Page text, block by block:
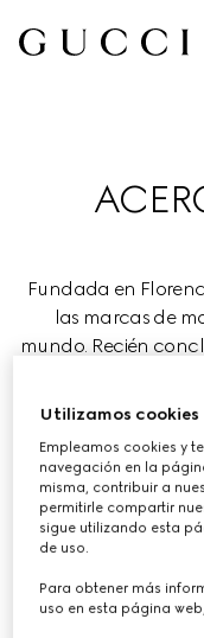
Fundada en
las marcas de
mundo. Recién
avanza con
lujo al tiempo que
Gucci forma parte
se encarga de
Descubra las
Utilizamos cookies
Empleamos cookies y
navegación en la
misma, contribuir a
permitirle compartir
sigue utilizando esta
de uso.
Para obtener más
uso en esta página